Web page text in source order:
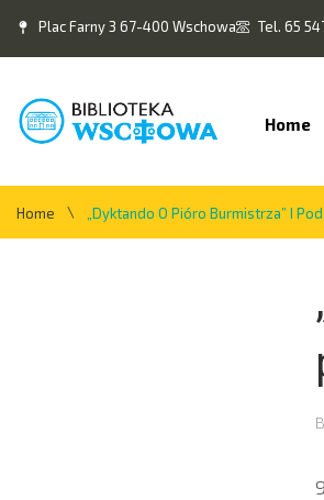
Plac Farny 3 67-400 Wschowa Tel. 65
Home
Home \ „Dyktando O Pióro Burmistrza” I